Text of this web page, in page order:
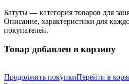
Батуты — категория товаров для
Описание, характеристики для
покупателей.
Товар добавлен в корзину
Продолжить покупкиПерейти в